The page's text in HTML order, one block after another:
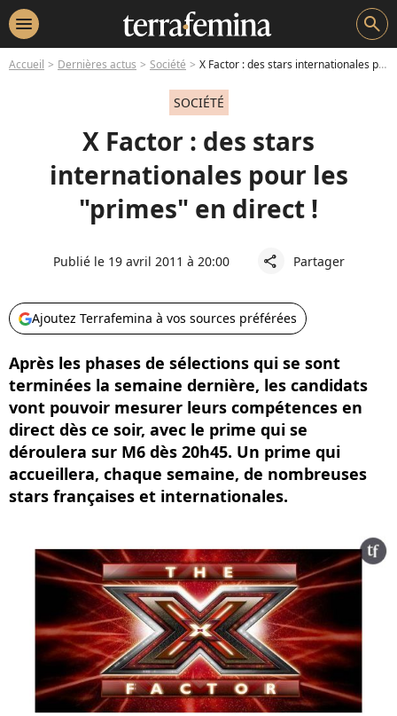
menu search
Accueil Dernières actus Société X Factor : des stars internationales pour les "primes" en direct !
SOCIÉTÉ
X Factor : des stars
internationales pour les
"primes" en direct !
Publié le 19 avril 2011 à 20:00 share Partager
Ajoutez Terrafemina à vos sources préférées
Après les phases de sélections qui se sont
terminées la semaine dernière, les candidats
vont pouvoir mesurer leurs compétences en
direct dès ce soir, avec le prime qui se
déroulera sur M6 dès 20h45. Un prime qui
accueillera, chaque semaine, de nombreuses
stars françaises et internationales.